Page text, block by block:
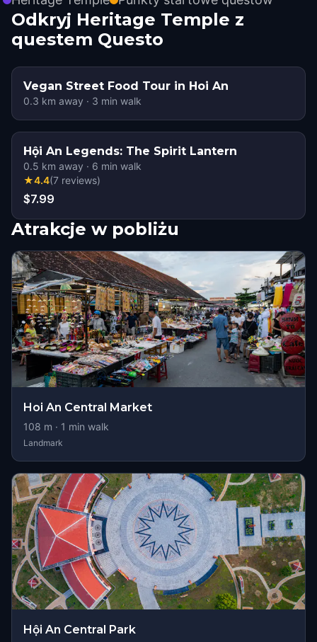
Odkryj Heritage Temple z
questem Questo
Vegan Street Food Tour in Hoi An
0.3 km away · 3 min walk
Hội An Legends: The Spirit Lantern
0.5 km away · 6 min walk
★4.4(7 reviews)
$7.99
Atrakcje w pobliżu
Hoi An Central Market
108 m · 1 min walk
Landmark
Hội An Central Park